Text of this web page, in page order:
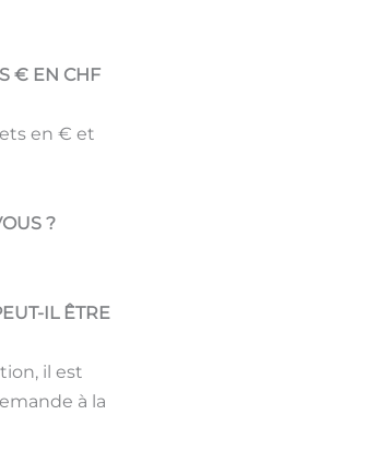
€ EN CHF
en € et
?
IL ÊTRE
il est
à la